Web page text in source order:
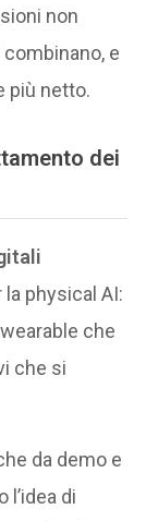
non
e
più netto.
dei
physical AI:
che
che si
da demo e
di